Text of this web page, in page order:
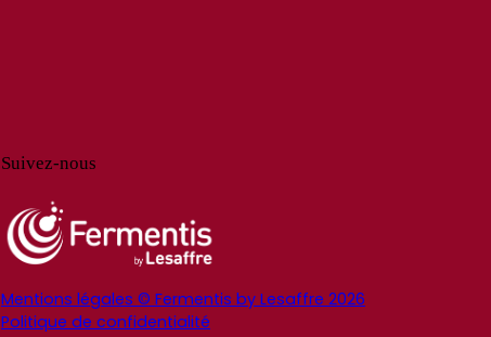
Suivez-nous
Mentions légales © Fermentis by Lesaffre 2026
Politique de confidentialité